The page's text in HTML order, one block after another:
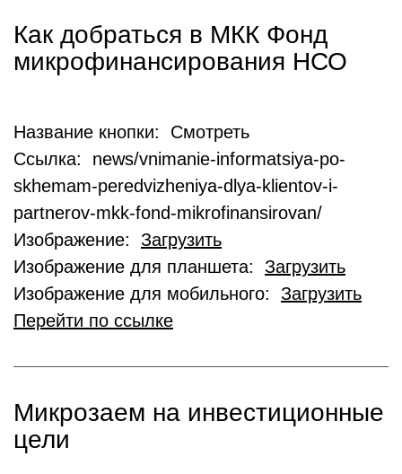
Как добраться в МКК Фонд
микрофинансирования НСО
Название кнопки: Смотреть
Ссылка: news/vnimanie-informatsiya-po-
skhemam-peredvizheniya-dlya-klientov-i-
partnerov-mkk-fond-mikrofinansirovan/
Изображение: Загрузить
Изображение для планшета: Загрузить
Изображение для мобильного: Загрузить
Перейти по ссылке
Микрозаем на инвестиционные
цели